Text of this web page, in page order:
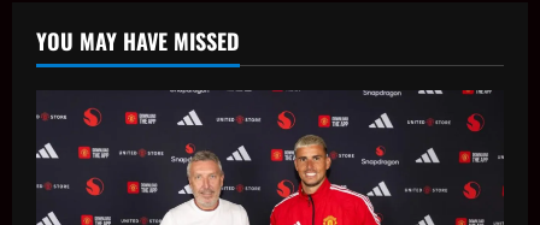
YOU MAY HAVE MISSED